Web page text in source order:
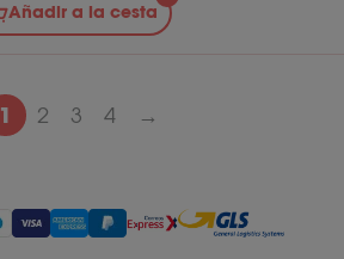
Añadir a la cesta
1 2 3 4 →